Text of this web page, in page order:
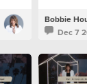
season
now.
Bobbie
Dec 7